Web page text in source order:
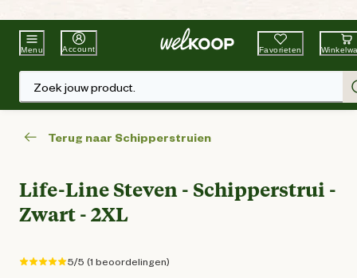
Beste WinkelketenTuin & Dier
Menu Account Favorieten
Zoek jouw product.
Terug naar Schipperstruien
Life-Line Steven - Schipperstrui -
Zwart - 2XL
5/5 (1 beoordelingen)